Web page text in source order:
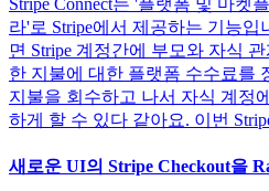
Stripe Connect는 '플랫폼 및 마켓
라'로 Stripe에서 제공하는 기능입
면 Stripe 계정간에 부모와 자식
한 지불에 대한 플랫폼 수수료를
지불을 회수하고 나서 자식 계정
하게 할 수 있다 같아요. 이번
새로운 UI의 Stripe Checkout을